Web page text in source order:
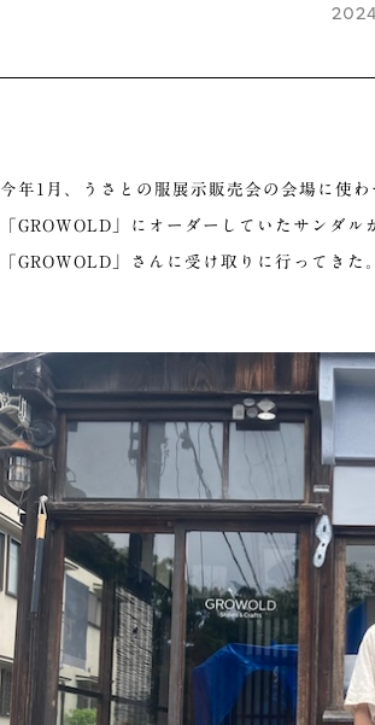
今年1月、うさとの服展示販売会の会場に使
「GROWOLD」にオーダーしていたサンダ
「GROWOLD」さんに受け取りに行ってきた。